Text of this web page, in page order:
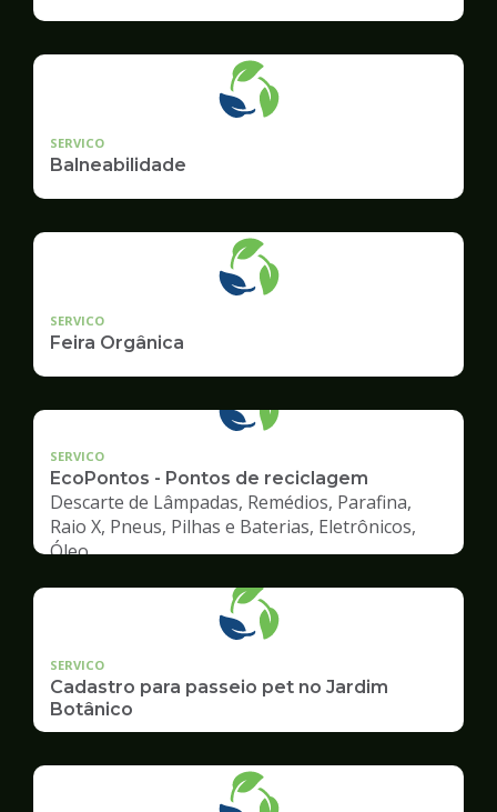
SERVICO
Balneabilidade
SERVICO
Feira Orgânica
SERVICO
EcoPontos - Pontos de reciclagem
Descarte de Lâmpadas, Remédios, Parafina,
Raio X, Pneus, Pilhas e Baterias, Eletrônicos,
Óleo
SERVICO
Cadastro para passeio pet no Jardim
Botânico